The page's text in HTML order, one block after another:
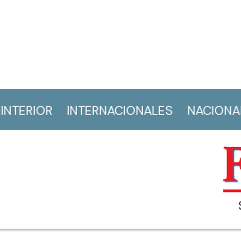
INTERIOR INTERNACIONALES